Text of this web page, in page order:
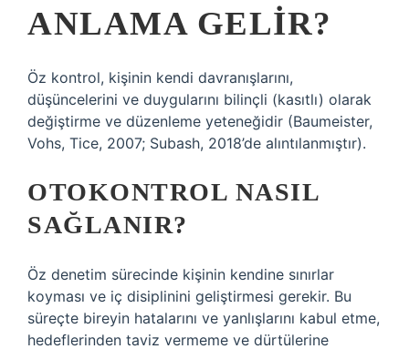
ANLAMA GELIR?
Öz kontrol, kişinin kendi davranışlarını,
düşüncelerini ve duygularını bilinçli (kasıtlı) olarak
değiştirme ve düzenleme yeteneğidir (Baumeister,
Vohs, Tice, 2007; Subash, 2018’de alıntılanmıştır).
OTOKONTROL NASIL
SAĞLANIR?
Öz denetim sürecinde kişinin kendine sınırlar
koyması ve iç disiplinini geliştirmesi gerekir. Bu
süreçte bireyin hatalarını ve yanlışlarını kabul etme,
hedeflerinden taviz vermeme ve dürtülerine